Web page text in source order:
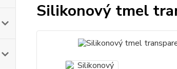
Silikonový tmel